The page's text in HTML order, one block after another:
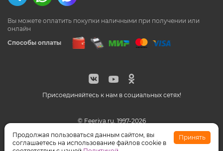
Присоединяйтесь к нам в социальных сетях!
© Feeriya.ru, 1997-2026
Способы оплаты
Вы можете оплатить покупки наличными при получении или
онлайн
WhatsApp принадлежат компании Meta, признанной
экстремистской организацией на территории РФ
Продолжая пользоваться данным сайтом, вы
соглашаетесь на использование файлов cookie в
Принять